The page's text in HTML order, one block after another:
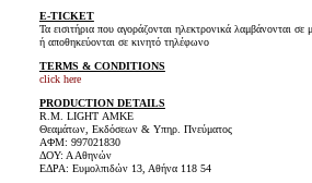
E-TICKET
Τα εισιτήρια που αγοράζονται ηλεκτρονικά λαμβάνονται
ή αποθηκεύονται σε κινητό τηλέφωνο
TERMS & CONDITIONS
click here
PRODUCTION DETAILS
R.M. LIGHT ΑΜΚΕ
Θεαμάτων, Εκδόσεων & Υπηρ. Πνεύματος
ΑΦΜ: 997021830
ΔΟΥ: Α Αθηνών
ΕΔΡΑ: Ευμολπιδών 13, Αθήνα 118 54